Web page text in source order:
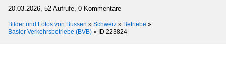
20.03.2026, 52 Aufrufe, 0 Kommentare
Bilder und Fotos von Bussen » Schweiz » Betriebe »
Basler Verkehrsbetriebe (BVB) » ID 223824